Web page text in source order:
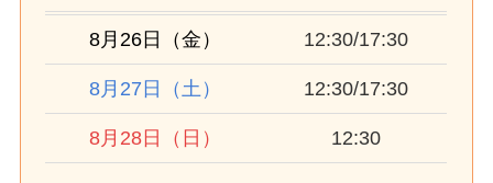
8月26日（金） 12:30/17:30
8月27日（土） 12:30/17:30
8月28日（日） 12:30